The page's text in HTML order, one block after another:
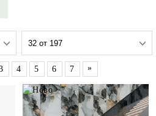
4 5 6 7 »